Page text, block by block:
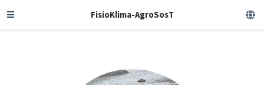
FisioKlima-AgroSosT